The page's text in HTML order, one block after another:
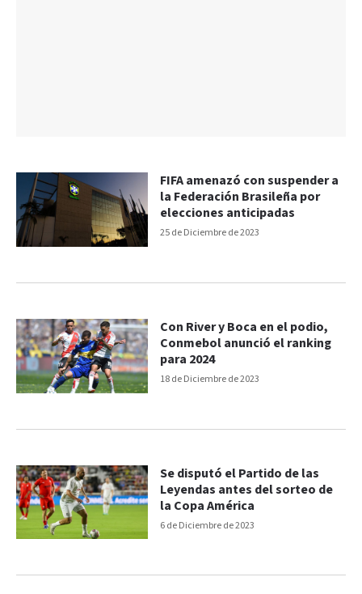
25 de Diciembre de 2023
FIFA amenazó con suspender a
la Federación Brasileña por
elecciones anticipadas
18 de Diciembre de 2023
Con River y Boca en el podio,
Conmebol anunció el ranking
para 2024
6 de Diciembre de 2023
Se disputó el Partido de las
Leyendas antes del sorteo de
la Copa América